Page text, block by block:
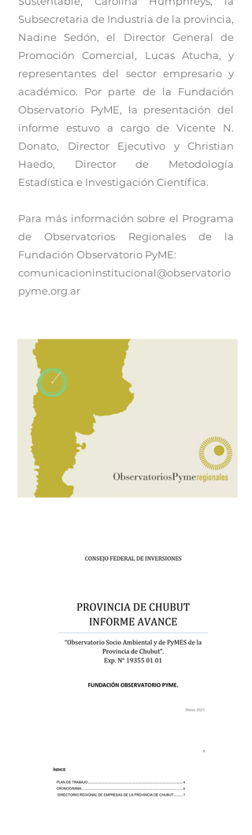
Subsecretaria de Industria de la provincia,
Nadine Sedón, el Director General de
Promoción Comercial, Lucas Atucha, y
representantes del sector empresario y
académico. Por parte de la Fundación
Observatorio PyME, la presentación del
informe estuvo a cargo de Vicente N.
Donato, Director Ejecutivo y Christian
Haedo, Director de Metodología
Estadística e Investigación Científica.
Para más información sobre el Programa
de Observatorios Regionales de la
Fundación Observatorio PyME:
comunicacioninstitucional@observatorio
pyme.org.ar